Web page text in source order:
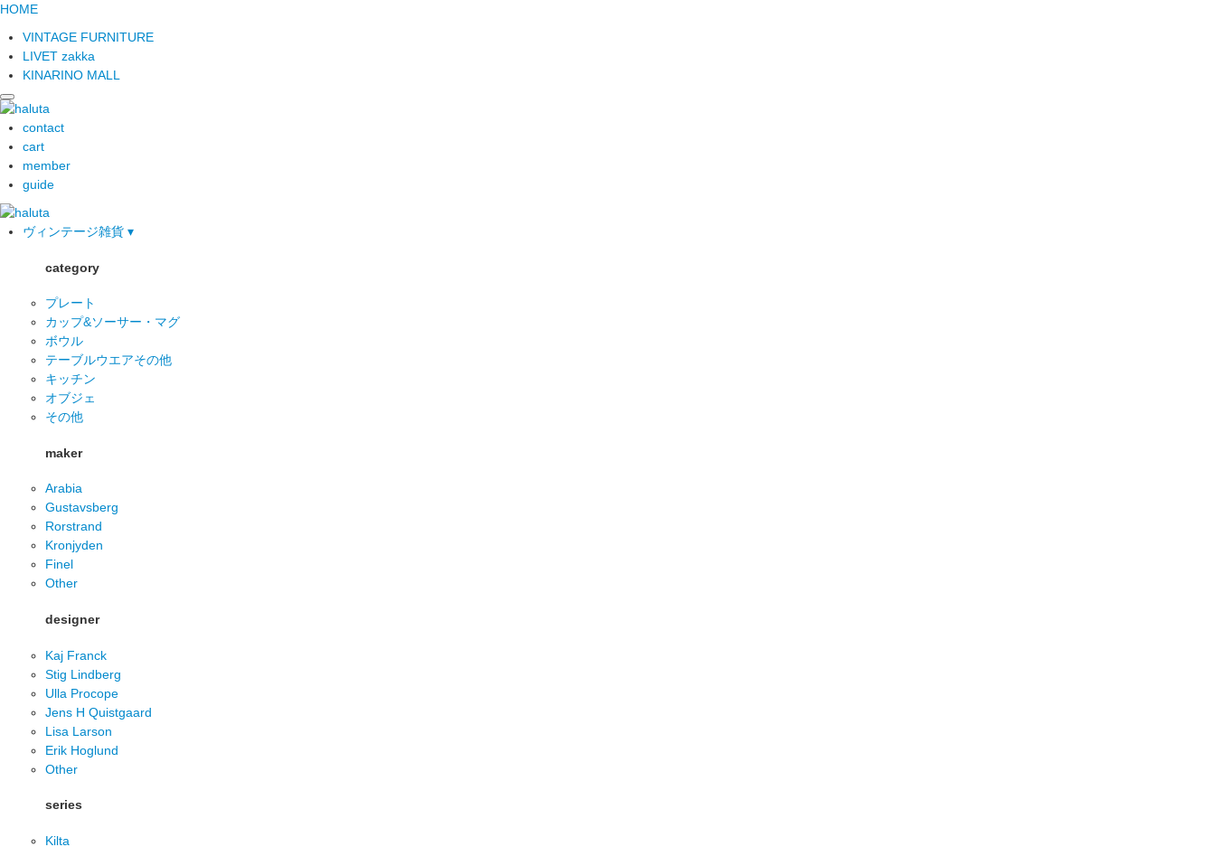
HOME
VINTAGE FURNITURE
LIVET zakka
KINARINO MALL
contact
cart
member
guide
ヴィンテージ雑貨 ▾
category
プレート
カップ&ソーサー・マグ
ボウル
テーブルウエアその他
キッチン
オブジェ
その他
maker
Arabia
Gustavsberg
Rorstrand
Kronjyden
Finel
Other
designer
Kaj Franck
Stig Lindberg
Ulla Procope
Jens H Quistgaard
Lisa Larson
Erik Hoglund
Other
series
Kilta